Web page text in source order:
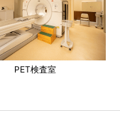
PET検査室